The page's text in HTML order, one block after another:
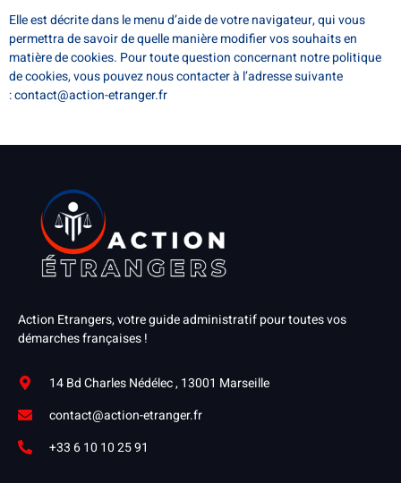
Elle est décrite dans le menu d’aide de votre navigateur, qui vous
permettra de savoir de quelle manière modifier vos souhaits en
matière de cookies. Pour toute question concernant notre politique
de cookies, vous pouvez nous contacter à l’adresse suivante
:contact@action-etranger.fr
Action Etrangers, votre guide administratif pour toutes vos
démarches françaises !
14 Bd Charles Nédélec , 13001 Marseille
contact@action-etranger.fr
+33 6 10 10 25 91